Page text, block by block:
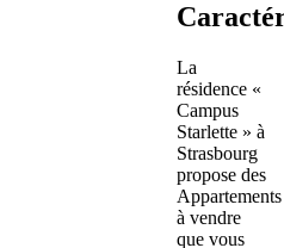
La
résidence «
Campus
Starlette » à
Strasbourg
propose des
Appartements
à vendre
que vous